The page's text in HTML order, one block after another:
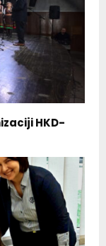
HKD-